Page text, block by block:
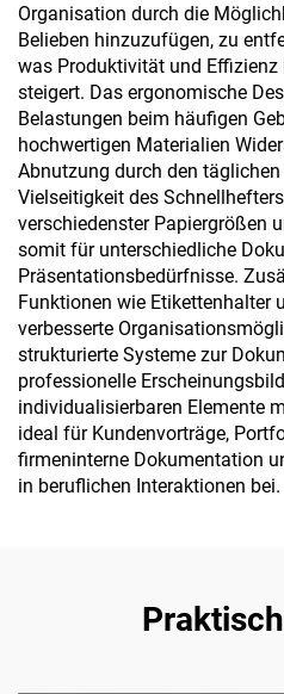
Organisation durch die
Belieben hinzuzufügen, zu
was Produktivität und Effizienz
steigert. Das ergonomische
Belastungen beim häufigen
hochwertigen Materialien
Abnutzung durch den
Vielseitigkeit des
verschiedenster Papiergrößen
somit für unterschiedliche
Präsentationsbedürfnisse.
Funktionen wie Etikettenhalter
verbesserte
strukturierte Systeme zur
professionelle
individualisierbaren Elemente
ideal für Kundenvorträge,
firmeninterne Dokumentation
in beruflichen Interaktionen bei.